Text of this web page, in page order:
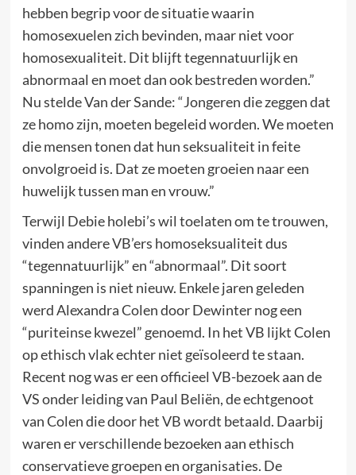
hebben begrip voor de situatie waarin
homosexuelen zich bevinden, maar niet voor
homosexualiteit. Dit blijft tegennatuurlijk en
abnormaal en moet dan ook bestreden worden.”
Nu stelde Van der Sande: “Jongeren die zeggen dat
ze homo zijn, moeten begeleid worden. We moeten
die mensen tonen dat hun seksualiteit in feite
onvolgroeid is. Dat ze moeten groeien naar een
huwelijk tussen man en vrouw.”
Terwijl Debie holebi’s wil toelaten om te trouwen,
vinden andere VB’ers homoseksualiteit dus
“tegennatuurlijk” en “abnormaal”. Dit soort
spanningen is niet nieuw. Enkele jaren geleden
werd Alexandra Colen door Dewinter nog een
“puriteinse kwezel” genoemd. In het VB lijkt Colen
op ethisch vlak echter niet geïsoleerd te staan.
Recent nog was er een officieel VB-bezoek aan de
VS onder leiding van Paul Beliën, de echtgenoot
van Colen die door het VB wordt betaald. Daarbij
waren er verschillende bezoeken aan ethisch
conservatieve groepen en organisaties. De